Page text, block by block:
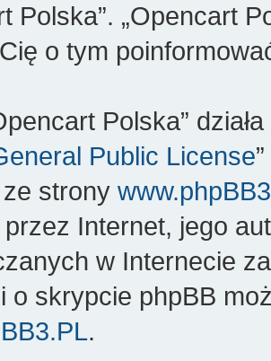
Polska”. „Opencart
o tym
Polska”
Public License
strony
Internet, jego
w Internecie
o skrypcie phpBB
.